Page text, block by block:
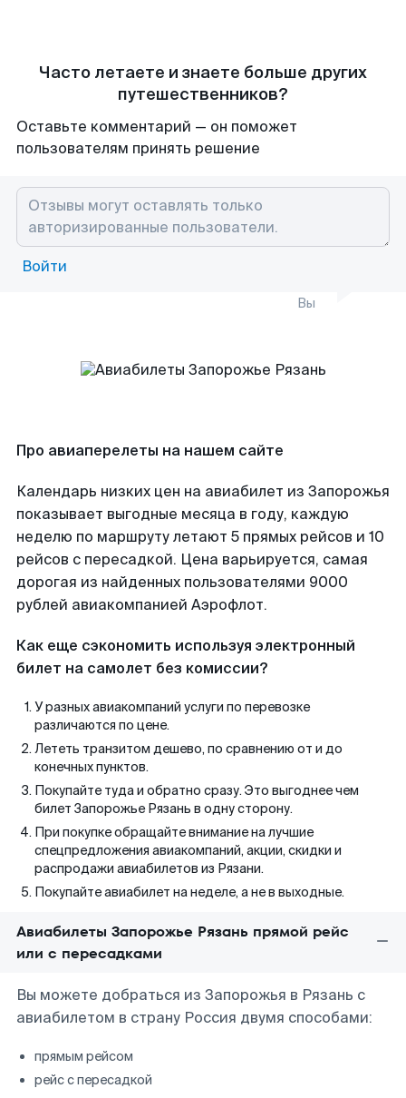
Часто летаете и знаете больше других
путешественников?
Оставьте комментарий — он поможет
пользователям принять решение
Войти
Вы
Про авиаперелеты на нашем сайте
Календарь низких цен на авиабилет из Запорожья
показывает выгодные месяца в году, каждую
неделю по маршруту летают 5 прямых рейсов и 10
рейсов с пересадкой. Цена варьируется, самая
дорогая из найденных пользователями 9000
рублей авиакомпанией Аэрофлот.
Как еще сэкономить используя электронный
билет на самолет без комиссии?
У разных авиакомпаний услуги по перевозке
различаются по цене.
Лететь транзитом дешево, по сравнению от и до
конечных пунктов.
Покупайте туда и обратно сразу. Это выгоднее чем
билет Запорожье Рязань в одну сторону.
При покупке обращайте внимание на лучшие
спецпредложения авиакомпаний, акции, скидки и
распродажи авиабилетов из Рязани.
Покупайте авиабилет на неделе, а не в выходные.
Авиабилеты Запорожье Рязань прямой рейс
или с пересадками
Вы можете добраться из Запорожья в Рязань с
авиабилетом в страну Россия двумя способами:
прямым рейсом
рейс с пересадкой